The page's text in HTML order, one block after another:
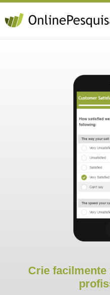
Crie